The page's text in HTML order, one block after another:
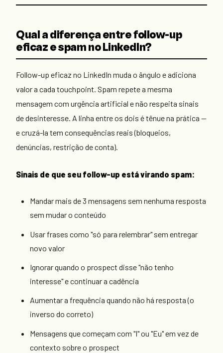
Qual a diferença entre follow-up
eficaz e spam no LinkedIn?
Follow-up eficaz no LinkedIn muda o ângulo e adiciona
valor a cada touchpoint. Spam repete a mesma
mensagem com urgência artificial e não respeita sinais
de desinteresse. A linha entre os dois é tênue na prática —
e cruzá-la tem consequências reais (bloqueios,
denúncias, restrição de conta).
Sinais de que seu follow-up está virando spam:
Mandar mais de 3 mensagens sem nenhuma resposta
sem mudar o conteúdo
Usar frases como "só para relembrar" sem entregar
novo valor
Ignorar quando o prospect disse "não tenho
interesse" e continuar a cadência
Aumentar a frequência quando não há resposta (o
inverso do correto)
Mensagens que começam com "I" ou "Eu" em vez de
contexto sobre o prospect